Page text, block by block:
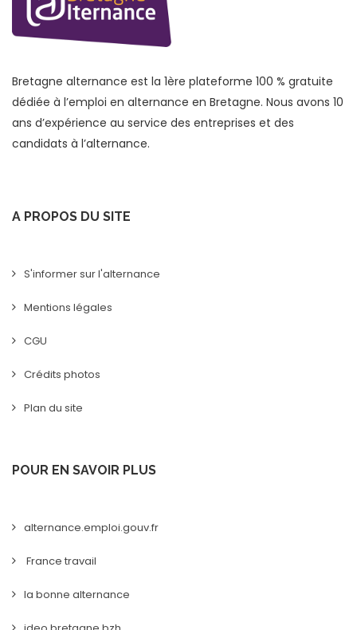
Bretagne alternance est la 1ère plateforme 100 % gratuite
dédiée à l’emploi en alternance en Bretagne. Nous avons 10
ans d’expérience au service des entreprises et des
candidats à l’alternance.
A PROPOS DU SITE
S'informer sur l'alternance
Mentions légales
CGU
Crédits photos
Plan du site
POUR EN SAVOIR PLUS
alternance.emploi.gouv.fr
France travail
la bonne alternance